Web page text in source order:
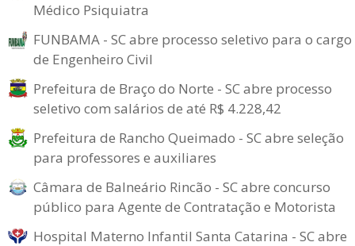
Médico Psiquiatra
FUNBAMA - SC abre processo seletivo para o cargo
de Engenheiro Civil
Prefeitura de Braço do Norte - SC abre processo
seletivo com salários de até R$ 4.228,42
Prefeitura de Rancho Queimado - SC abre seleção
para professores e auxiliares
Câmara de Balneário Rincão - SC abre concurso
público para Agente de Contratação e Motorista
Hospital Materno Infantil Santa Catarina - SC abre